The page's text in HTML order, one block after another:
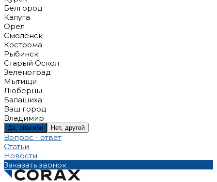
Белгород
Калуга
Орел
Смоленск
Кострома
Рыбинск
Старый Оскол
Зеленоград
Мытищи
Люберцы
Балашиха
Ваш город
Владимир
Да, спасибо Нет, другой
Вопрос - ответ
Статьи
Новости
Заказать звонок